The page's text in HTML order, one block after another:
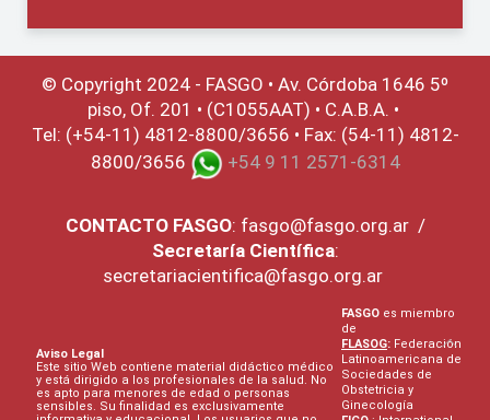
© Copyright 2024 - FASGO • Av. Córdoba 1646 5º
piso, Of. 201 • (C1055AAT) • C.A.B.A. •
Tel: (+54-11) 4812-8800/3656 • Fax: (54-11) 4812-
8800/3656
+54 9 11 2571-6314
CONTACTO FASGO: fasgo@fasgo.org.ar/
Secretaría Científica:
secretariacientifica@fasgo.org.ar
Aviso Legal
Este sitio Web contiene material didáctico médico
y está dirigido a los profesionales de la salud. No
es apto para menores de edad o personas
sensibles. Su finalidad es exclusivamente
FASGO es miembro
de
FLASOG: Federación
Latinoamericana de
Sociedades de
Obstetricia y
Ginecología